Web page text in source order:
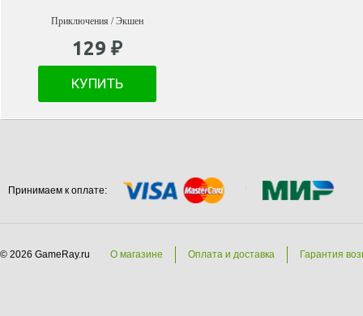
Приключения / Экшен
129 ₽
КУПИТЬ
Принимаем к оплате:
© 2026 GameRay.ru О магазине Оплата и доставка Гарантия